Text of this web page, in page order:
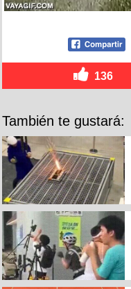
136
También te gustará: